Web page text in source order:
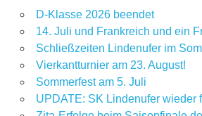
D-Klasse 2026 beendet
14. Juli und Frankreich und ein
Schließzeiten Lindenufer im
Vierkantturnier am 23. August!
Sommerfest am 5. Juli
UPDATE: SK Lindenufer wieder